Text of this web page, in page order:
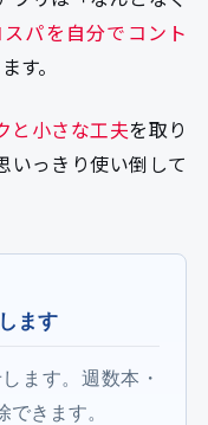
スパを自分でコント
す。
と小さな工夫を取り
いっきり使い倒して
ます
ます。週数本・
きます。